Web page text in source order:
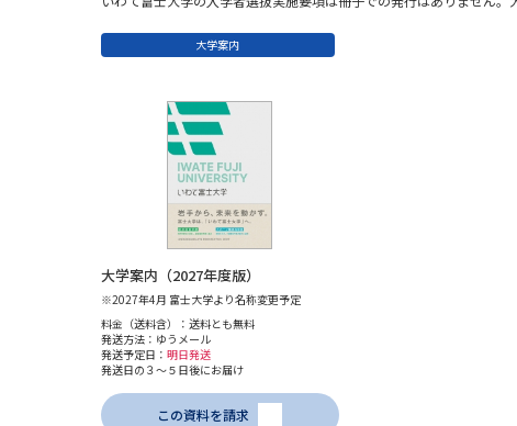
大学案内
大学案内（2027年度版）
※2027年4月 富士大学より名称変更予定
料金（送料含）：送料とも無料
発送方法：ゆうメール
発送予定日： 明日発送
発送日の３～５日後にお届け
この資料を請求